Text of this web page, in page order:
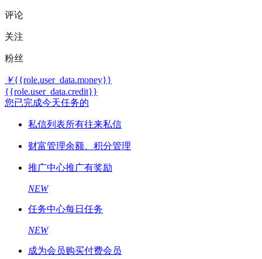
评论
关注
粉丝
￥{{role.user_data.money}}
{{role.user_data.credit}}
您已完成今天任务的
私信列表所有往来私信
财富管理余额、积分管理
推广中心推广有奖励
NEW
任务中心每日任务
NEW
成为会员购买付费会员